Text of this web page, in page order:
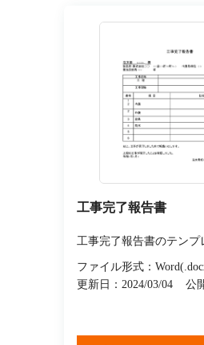
工事完了報告書
工事完了報告書のテンプ
ファイル形式：
更新日：2024/03/04
公